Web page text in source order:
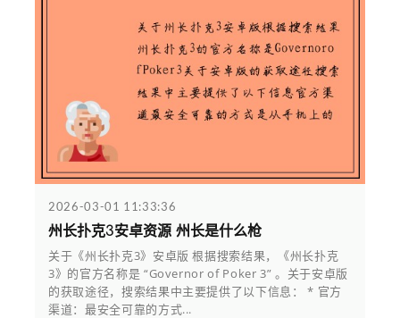
2026-03-01 11:33:36
州长扑克3安卓资源 州长是什么枪
关于《州长扑克3》安卓版 根据搜索结果，《州长扑克
3》的官方名称是 “Governor of Poker 3” 。关于安卓版
的获取途径，搜索结果中主要提供了以下信息： * 官方
渠道：最安全可靠的方式...